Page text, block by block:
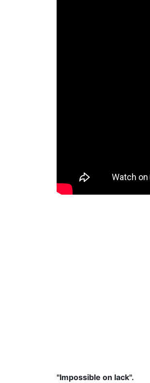
"Impossible on lack".